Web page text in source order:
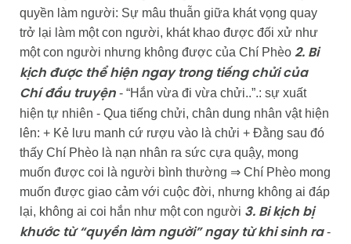
quyền làm người: Sự mâu thuẫn giữa khát vọng quay
trở lại làm một con người, khát khao được đối xử như
một con người nhưng không được của Chí Phèo 2. Bi
kịch được thể hiện ngay trong tiếng chửi của
Chí đầu truyện- “Hắn vừa đi vừa chửi..”.: sự xuất
hiện tự nhiên - Qua tiếng chửi, chân dung nhân vật hiện
lên: + Kẻ lưu manh cứ rượu vào là chửi + Đằng sau đó
thấy Chí Phèo là nạn nhân ra sức cựa quậy, mong
muốn được coi là người bình thường ⇒ Chí Phèo mong
muốn được giao cảm với cuộc đời, nhưng không ai đáp
lại, không ai coi hắn như một con người 3. Bi kịch bị
khước từ “quyền làm người” ngay từ khi sinh ra-